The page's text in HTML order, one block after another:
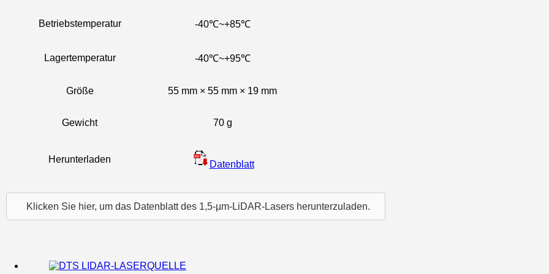
Betriebstemperatur -40℃~+85℃
Lagertemperatur -40℃~+95℃
Größe 55 mm × 55 mm × 19 mm
Gewicht 70 g
Herunterladen Datenblatt
Klicken Sie hier, um das Datenblatt des 1,5-µm-LiDAR-Lasers herunterzuladen.